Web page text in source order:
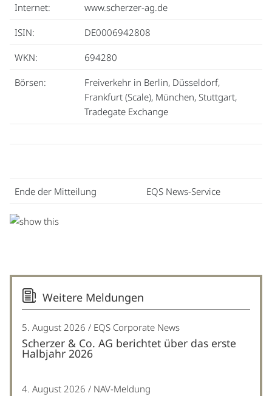
Internet: www.scherzer-ag.de
ISIN: DE0006942808
WKN: 694280
Börsen:
Freiverkehr in Berlin, Düsseldorf,
Frankfurt (Scale), München, Stuttgart,
Tradegate Exchange
Ende der Mitteilung EQS News-Service
Weitere Meldungen
5. August 2026 EQS Corporate News
Scherzer & Co. AG berichtet über das erste
Halbjahr 2026
4. August 2026 NAV-Meldung